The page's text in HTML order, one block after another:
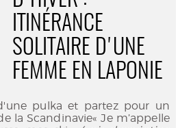
ITINÉRANCE
SOLITAIRE D'UNE
FEMME EN LAPONIE
pulka et partez pour un
la Scandinavie« Je m’appelle